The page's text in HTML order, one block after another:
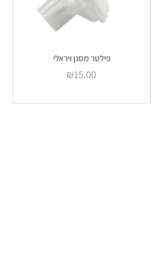
פילטר מסנן ויראלי
Price
₪15.00